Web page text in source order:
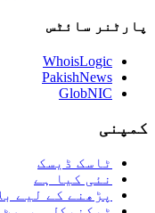
پارٹنر سائٹس
WhoisLogic
PakishNews
GlobNIC
کمپنی
ٹاسک ڈیسک
نئی کیا ہے
پڑھنے کے لیے